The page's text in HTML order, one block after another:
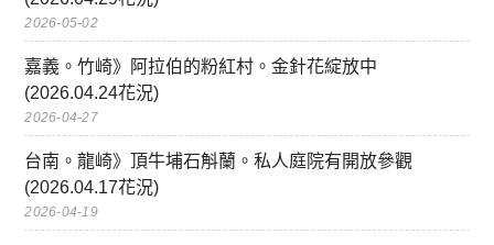
2026-05-02
嘉義。竹崎》阿拉伯的粉紅村。金針花綻放中
(2026.04.24花況)
2026-04-27
台南。龍崎》頂牛埔石斛蘭。私人庭院有開放參觀
(2026.04.17花況)
2026-04-19